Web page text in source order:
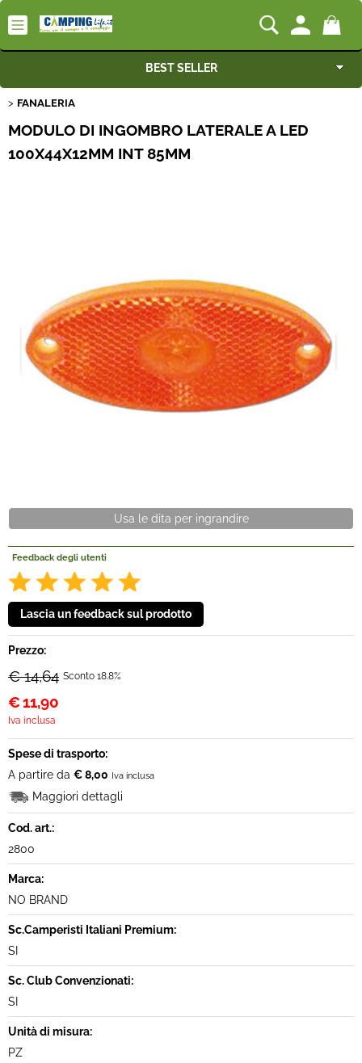
Articoli per Camper e Caravan
BEST SELLER
Rimorchi
Nautica
Offerte Del mese
La nostra Officina
Lavora Con Noi
FANALERIA
MODULO DI INGOMBRO LATERALE A LED
100X44X12MM INT 85MM
Usa le dita per ingrandire
Feedback degli utenti
Prezzo:
€ 14,64 Sconto 18.8%
€11,90
Iva inclusa
Spese di trasporto:
A partire da € 8,00 Iva inclusa
Maggiori dettagli
Cod. art.:
2800
Marca:
NO BRAND
Sc.Camperisti Italiani Premium:
SI
Sc. Club Convenzionati:
SI
Unità di misura:
PZ